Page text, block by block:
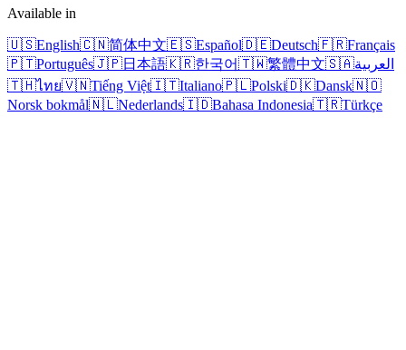
Available in
🇺🇸English🇨🇳简体中文🇪🇸Español🇩🇪Deutsch🇫🇷Français
🇵🇹Português🇯🇵日本語🇰🇷한국어🇹🇼繁體中文🇸🇦العربية
🇹🇭ไทย🇻🇳Tiếng Việt🇮🇹Italiano🇵🇱Polski🇩🇰Dansk🇳🇴
Norsk bokmål🇳🇱Nederlands🇮🇩Bahasa Indonesia🇹🇷Türkçe